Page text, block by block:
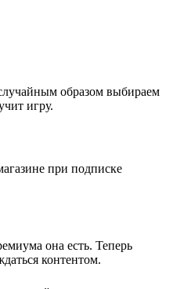
образом выбираем
игру.
при подписке
она есть. Теперь
контентом.